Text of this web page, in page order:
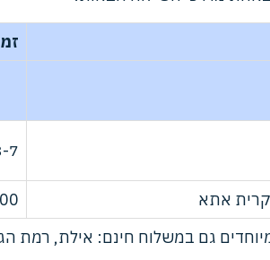
3-7 ימי
גם במשלוח חינם: אילת, רמת